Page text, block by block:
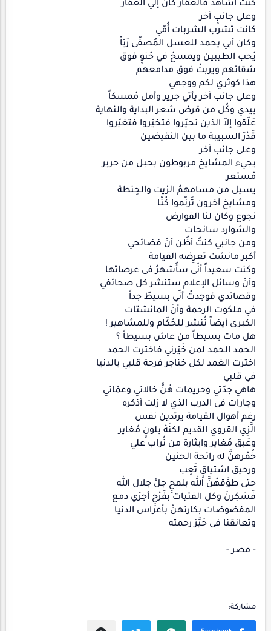
كنت أُشاهد فالعقار كان إلي العقار
وعلى جانبِِ آخر
كانت تشرب الشربات أُمّي
وكان أبي يحمد للعسل المُصفّى رَبّاً
يُحب الطيبين ويمسحُ في حُنوِِ فوق
شقائهم ويربتُ فوق مدامعهم
هذا كوثري لكم ووجهي
وعلى جانب آخر يأتي جرير وأمل مُمسكاً
بيدي وكُل من قرض شعر البداية والنهاية
عَلّقوا إلاّ الذين تحيّروا فتخيّروا فتغيّروا
قَدْرَ السبيبة ما بين النقيضين
وعلى جانب آخر
يجيء المشايخ مربوطون بحبل من حرير
مُستعر
يسيل من مسامهمُ الزيت والحِنطة
ومشايخ آخرون تَرنّموا كُنّا
نجوع وكان لنا القوارض
والشوارد سانحات
ومن جانبي كنتُ أظُن أنّ فضائحي
أكبر مانشت تعرِضه القيامة
وكنت سعيداً أنّى سأُشهرُ فى عرصاتها
وأنّ وسائل الإعلام ستنشر كل صحائفي
وقصائدي فوجدتُ أنّي بسيطٌ جداً
في ملكوت الرحمة وأنّ المانشتات
الكبرى أيضاً تُنشر للحُكّام وللمشاهير !
هل مات بسيطاً من عاش بسيطاً ؟
الحمد الحمد لمن خَيّرني فاخترت الحمد
اخترت الغمد لكل خناجر فرحة قلبي بالدنيا
في قلبي
هاهي جدّتي وحريمات هُنَّ خالاتي وعمّاتي
وجارات فى الدرب الذي لا زلت أذكره
رغم أهوال القيامة يرتدين نفس
الَّزِي القروي القديم لكنّهْ بلونِِ مُغاير
وعَبق مُغاير وايثارة من تُراب علي
خُمُرهنَّ له رائحة الحنين
ورحيق اشتياقِِ تَعِب
حتى طوَّقهُنَّ الله بلمحِِ جلَّ جلال الله
فَسَكِرنَ وكل الفتيات بفَرْحِِ أجرَي دمع
المفضوضات بكارتهنّ بأعراس الدنيا
وتعانقنا فى حَيَّز رحمته
- مصر -